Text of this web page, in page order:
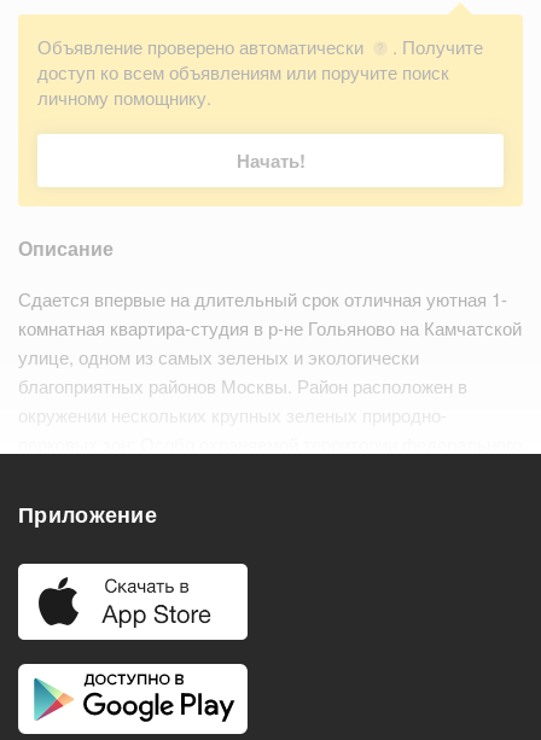
Объявление проверено автоматически ?
. Получите
доступ ко всем объявлениям или поручите поиск
личному помощнику.
Начать!
Описание
Сдается впервые на длительный срок отличная уютная 1-
комнатная квартира-студия в р-не Гольяново на Камчатской
улице, одном из самых зеленых и экологически
благоприятных районов Москвы. Район расположен в
окружении нескольких крупных зеленых природно-
Балкон
Холодильник
Телевизор
Кондиционер
Приложение